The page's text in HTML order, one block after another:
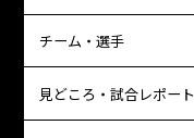
チーム・選手
見どころ・試合レポート